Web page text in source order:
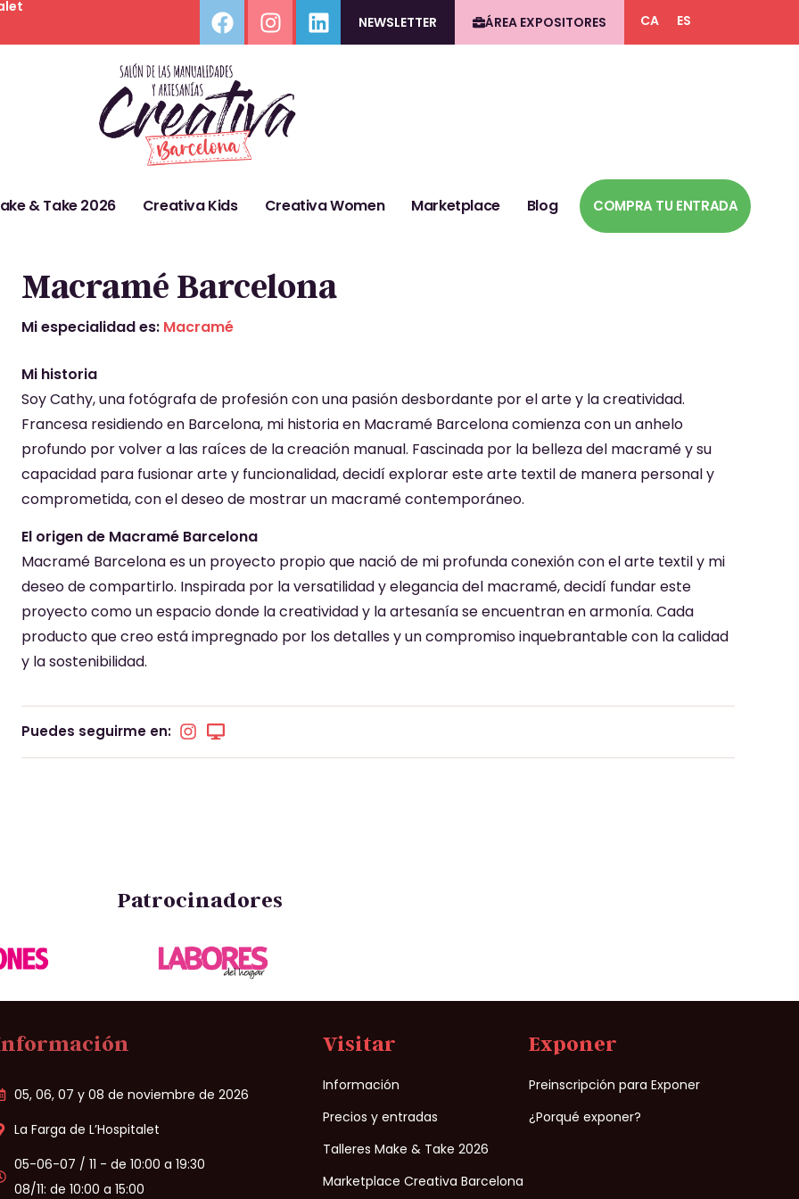
NEWSLETTER
ÁREA EXPOSITORES CA ES
& Take 2026 Creativa Kids Creativa Women Marketplace Blog COMPRA TU ENTRADA
Macramé Barcelona
Mi especialidad es: Macramé
Mi historia
Soy Cathy, una fotógrafa de profesión con una pasión desbordante por el arte y la creatividad.
Francesa residiendo en Barcelona, mi historia en Macramé Barcelona comienza con un anhelo
profundo por volver a las raíces de la creación manual. Fascinada por la belleza del macramé y su
capacidad para fusionar arte y funcionalidad, decidí explorar este arte textil de manera personal y
comprometida, con el deseo de mostrar un macramé contemporáneo.
El origen de Macramé Barcelona
Macramé Barcelona es un proyecto propio que nació de mi profunda conexión con el arte textil y mi
deseo de compartirlo. Inspirada por la versatilidad y elegancia del macramé, decidí fundar este
proyecto como un espacio donde la creatividad y la artesanía se encuentran en armonía. Cada
producto que creo está impregnado por los detalles y un compromiso inquebrantable con la calidad
y la sostenibilidad.
Puedes seguirme en:
Patrocinadores
05, 06, 07 y 08 de noviembre de 2026
La Farga de L’Hospitalet
05-06-07 / 11 - de 10:00 a 19:30
08/11: de 10:00 a 15:00
Visitar
Información
Precios y entradas
Talleres Make & Take 2026
Marketplace Creativa Barcelona
Exponer
Preinscripción para Exponer
¿Porqué exponer?